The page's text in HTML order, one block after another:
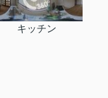
キッチン